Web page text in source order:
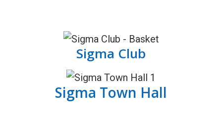
Sigma Club
Sigma Town Hall